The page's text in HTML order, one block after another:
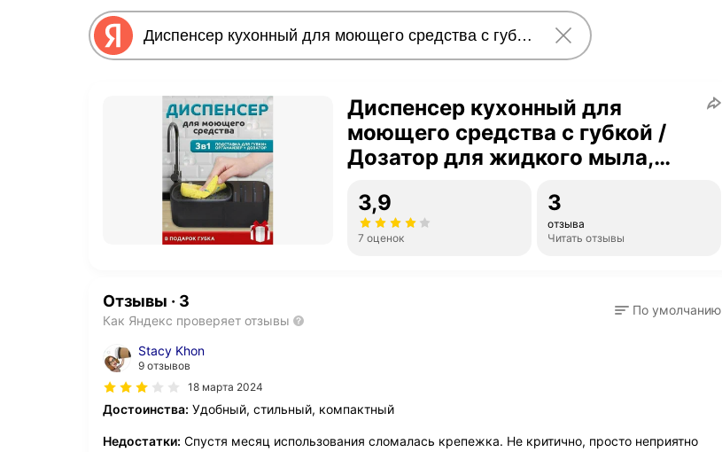
Диспенсер кухонный для
моющего средства с губкой /
Дозатор для жидкого мыла,
3,9
7 оценок
3
отзыва
Читать отзывы
Отзывы · 3
Как Яндекс проверяет отзывы
По умолчанию
Stacy Khon
9 отзывов
18 марта 2024
Достоинства: Удобный, стильный, компактный
Недостатки: Спустя месяц использования сломалась крепежка. Не критично, просто неприятно